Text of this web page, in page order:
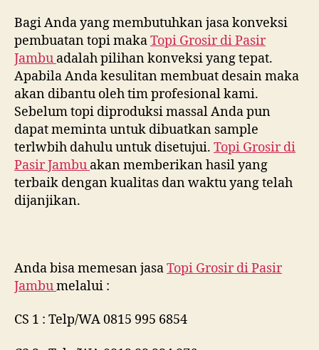
Bagi Anda yang membutuhkan jasa konveksi
pembuatan topi makaTopi Grosir diPasir
Jambu adalah pilihan konveksi yang tepat.
Apabila Anda kesulitan membuat desain maka
akan dibantu oleh tim profesional kami.
Sebelum topi diproduksi massal Anda pun
dapat meminta untuk dibuatkan sample
terlwbih dahulu untuk disetujui. Topi Grosir di
Pasir Jambu akan memberikan hasil yang
terbaik dengan kualitas dan waktu yang telah
dijanjikan.
Anda bisa memesan jasaTopi Grosir diPasir
Jambumelalui :
CS 1 : Telp/WA 0815 995 6854